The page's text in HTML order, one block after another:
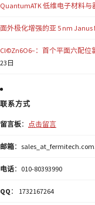
QuantumATK 低维电子材料与
面外极化增强的亚 5 nm Janus
Cl©Zn6O6−：首个平面六配
23日
联系方式
留言板： 点击留言
邮箱：
电话：010-80393990
QQ ： 1732167264